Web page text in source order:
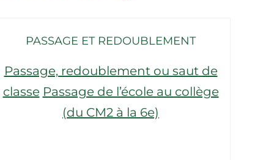
PASSAGE ET REDOUBLEMENT
Passage, redoublement ou saut de
classe Passage de l’école au collège
(du CM2 à la 6e)